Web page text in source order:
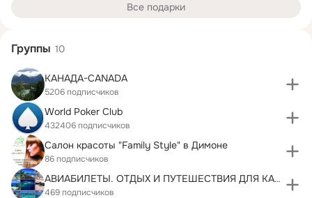
Все подарки
Группы 10
КАНАДА-CANADA
5206 подписчиков
World Poker Club
432406 подписчиков
Салон красоты "Family Style" в Димоне
86 подписчиков
АВИАБИЛЕТЫ. ОТДЫХ И ПУТЕШЕСТВИЯ ДЛЯ КАНАДЦЕВ
469 подписчиков